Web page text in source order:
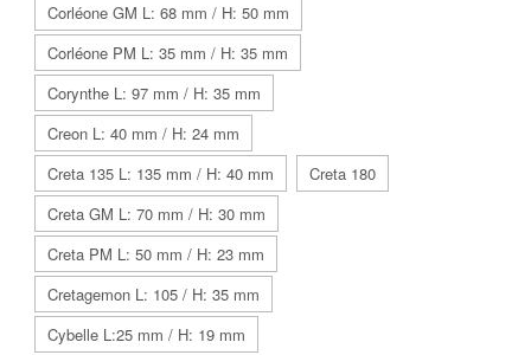
Corléone GM L: 68 mm / H: 50 mm
Corléone PM L: 35 mm / H: 35 mm
Corynthe L: 97 mm / H: 35 mm
Creon L: 40 mm / H: 24 mm
Creta 135 L: 135 mm / H: 40 mm
Creta 180
Creta GM L: 70 mm / H: 30 mm
Creta PM L: 50 mm / H: 23 mm
Cretagemon L: 105 / H: 35 mm
Cybelle L:25 mm / H: 19 mm